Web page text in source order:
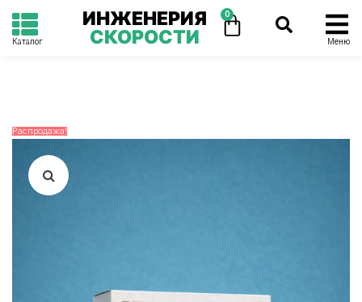
Каталог
ИНЖЕНЕРИЯ
СКОРОСТИ
0
Меню
Распродажа!